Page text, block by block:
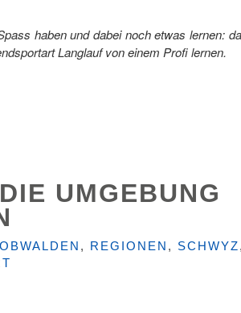
haben und dabei noch etwas lernen:
Langlauf von einem Profi lernen.
UMGEBUNG
OBWALDEN , REGIONEN , SCHWYZ